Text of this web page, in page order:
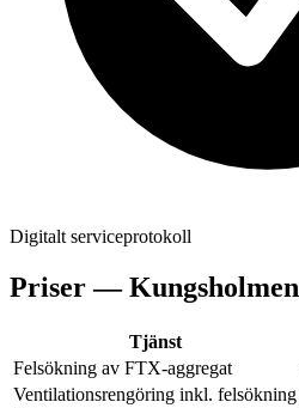
Digitalt serviceprotokoll
Priser —Kungsholmen
Tjänst
Felsökning av FTX-aggregat
Ventilationsrengöring inkl. felsökning